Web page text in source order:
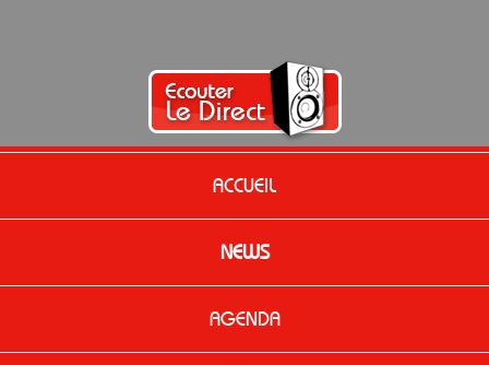
ACCUEIL
NEWS
AGENDA